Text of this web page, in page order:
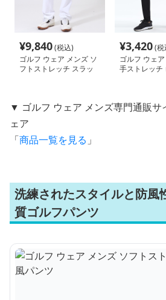
¥9,840(税込)
ゴルフ ウェア メンズ ソ
フトストレッチ スラッ
¥3,420(税
ゴルフ ウェ
手ストレッチ
▼ ゴルフ ウェア メンズ専門通販サ
ェア
「商品一覧を見る 」
洗練されたスタイルと防風
質ゴルフパンツ